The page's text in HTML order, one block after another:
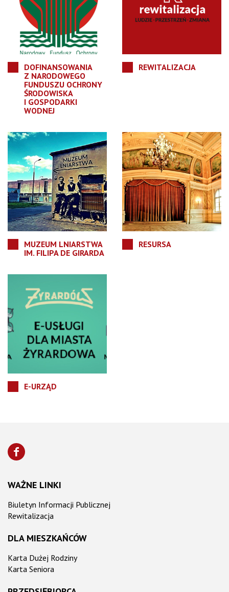
DOFINANSOWANIA
Z NARODOWEGO
FUNDUSZU OCHRONY
ŚRODOWISKA
I GOSPODARKI
WODNEJ
REWITALIZACJA
MUZEUM LNIARSTWA
IM. FILIPA DE GIRARDA
RESURSA
E-URZĄD
WAŻNE LINKI
Biuletyn Informacji Publicznej
Rewitalizacja
DLA MIESZKAŃCÓW
Karta Dużej Rodziny
Karta Seniora